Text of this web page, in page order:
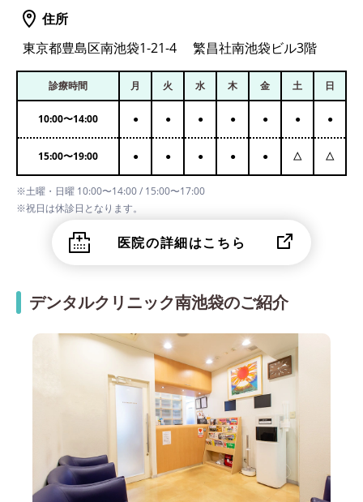
住所
東京都豊島区南池袋1-21-4 繁昌社南池袋ビル3階
診療時間 月 火 水 木 金 土 日
10:00〜14:00 ● ● ● ● ● ● ●
15:00〜19:00 ● ● ● ● ● △ △
※土曜・日曜 10:00〜14:00 / 15:00〜17:00
※祝日は休診日となります。
医院の詳細はこちら
デンタルクリニック南池袋のご紹介